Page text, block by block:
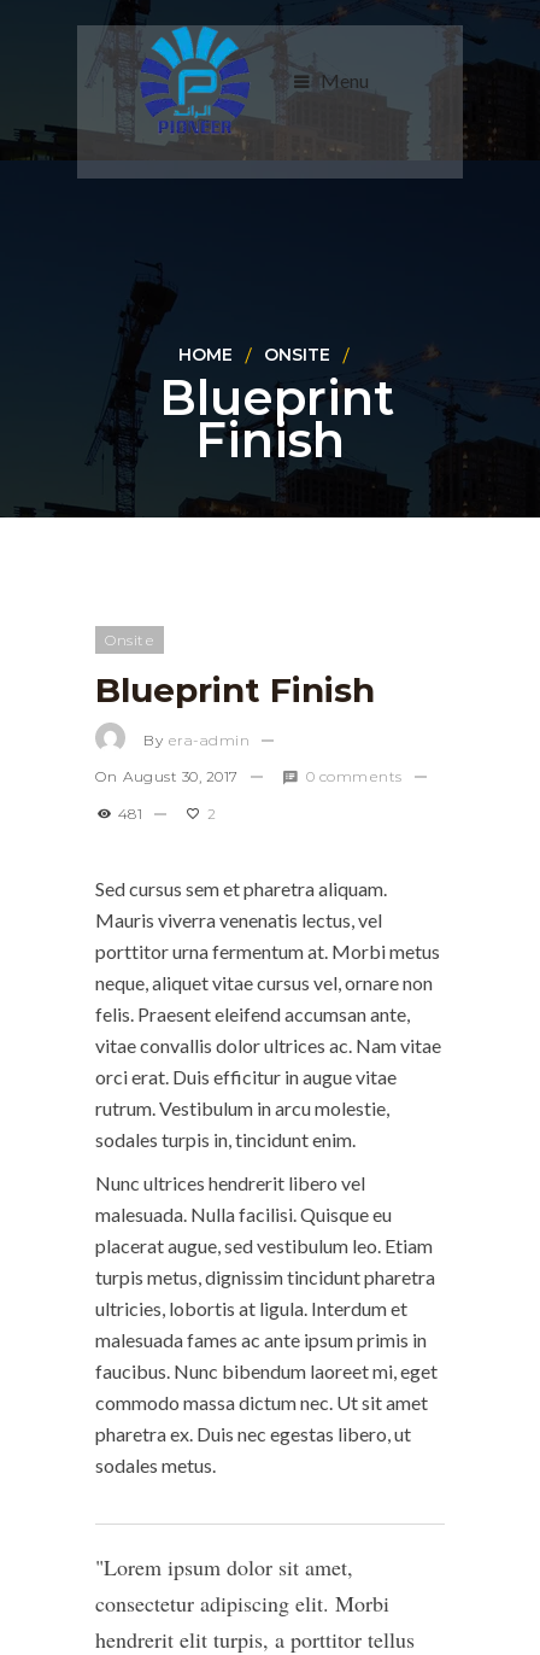
Menu
HOME ONSITE
Blueprint
Finish
Onsite
Blueprint Finish
By era-admin
On August 30, 2017 0 comments
481 2
Sed cursus sem et pharetra aliquam.
Mauris viverra venenatis lectus, vel
porttitor urna fermentum at. Morbi metus
neque, aliquet vitae cursus vel, ornare non
felis. Praesent eleifend accumsan ante,
vitae convallis dolor ultrices ac. Nam vitae
orci erat. Duis efficitur in augue vitae
rutrum. Vestibulum in arcu molestie,
sodales turpis in, tincidunt enim.
Nunc ultrices hendrerit libero vel
malesuada. Nulla facilisi. Quisque eu
placerat augue, sed vestibulum leo. Etiam
turpis metus, dignissim tincidunt pharetra
ultricies, lobortis at ligula. Interdum et
malesuada fames ac ante ipsum primis in
faucibus. Nunc bibendum laoreet mi, eget
commodo massa dictum nec. Ut sit amet
pharetra ex. Duis nec egestas libero, ut
sodales metus.
Lorem ipsum dolor sit amet,
consectetur adipiscing elit. Morbi
hendrerit elit turpis, a porttitor tellus